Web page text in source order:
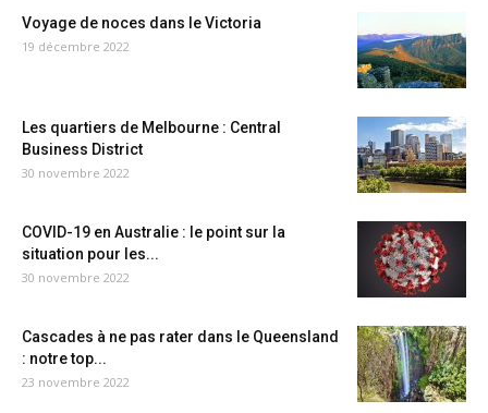
Voyage de noces dans le Victoria
19 décembre 2022
Les quartiers de Melbourne : Central
Business District
30 novembre 2022
COVID-19 en Australie : le point sur la
situation pour les...
30 novembre 2022
Cascades à ne pas rater dans le Queensland
: notre top...
23 novembre 2022